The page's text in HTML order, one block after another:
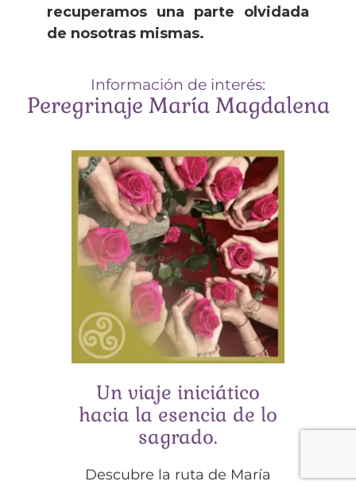
recuperamos una parte olvidada
de nosotras mismas.
Información de interés:
Peregrinaje María Magdalena
Un viaje iniciático
hacia la esencia de lo
sagrado.
Descubre la ruta de María